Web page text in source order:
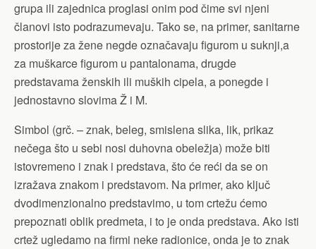
grupa ili zajednica proglasi onim pod čime svi njeni
članovi isto podrazumevaju. Tako se, na primer, sanitarne
prostorije za žene negde označavaju figurom u suknji,a
za muškarce figurom u pantalonama, drugde
predstavama ženskih ili muških cipela, a ponegde i
jednostavno slovima Ž i M.
Simbol (grč. – znak, beleg, smislena slika, lik, prikaz
nečega što u sebi nosi duhovna obeležja) može biti
istovremeno i znak i predstava, što će reći da se on
izražava znakom i predstavom. Na primer, ako ključ
dvodimenzionalno predstavimo, u tom crtežu ćemo
prepoznati oblik predmeta, i to je onda predstava. Ako isti
crtež ugledamo na firmi neke radionice, onda je to znak